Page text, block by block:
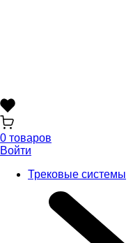
0 товаров
Войти
Трековые системы